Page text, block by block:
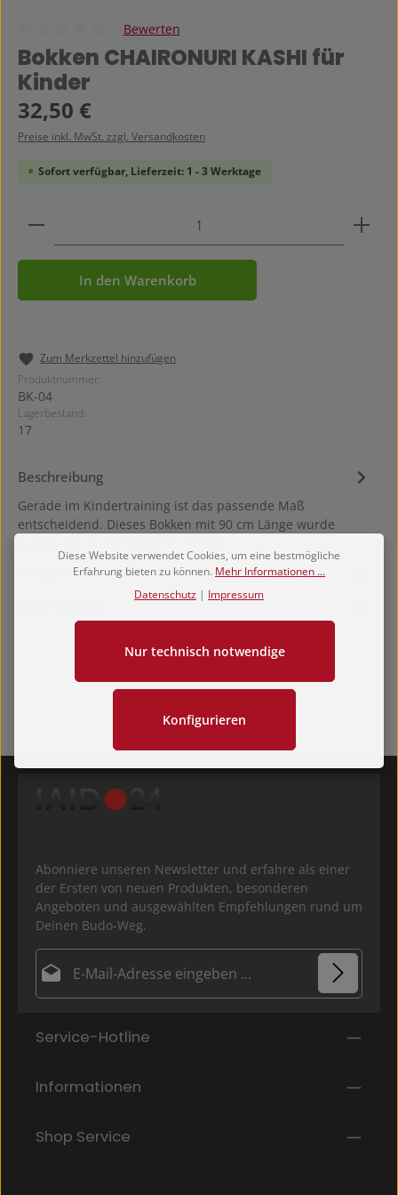
Durchschnittliche Bewertung von 0 von 5 Sternen
Bewerten
Bokken CHAIRONURI KASHI für
Kinder
Regulärer Preis:
32,50 €
Preise inkl. MwSt. zzgl. Versandkosten
Sofort verfügbar, Lieferzeit: 1 - 3 Werktage
Produkt Anzahl: Gib den gewünschten Wert ein
In den Warenkorb
Zum Merkzettel hinzufügen
Produktnummer:
BK-04
Lagerbestand:
17
Beschreibung
Gerade im Kindertraining ist das passende Maß
entscheidend. Dieses Bokken mit 90 cm Länge wurde
Hersteller
Abonniere unseren Newsletter und erfahre als einer
der Ersten von neuen Produkten, besonderen
Angeboten und ausgewählten Empfehlungen rund um
Deinen Budo-Weg.
E-Mail-Adresse*
Ich habe dieDatenschutzbestimmungen
mit ihnen einverstanden.
Die mit einem Stern (*) markierten Felder sind
Pflichtfelder.
Service-Hotline
Informationen
Shop Service
Diese Website verwendet Cookies, um eine bestmögliche
Erfahrung bieten zu können. Mehr Informationen ...
Datenschutz | Impressum
Nur technisch notwendige
Konfigurieren